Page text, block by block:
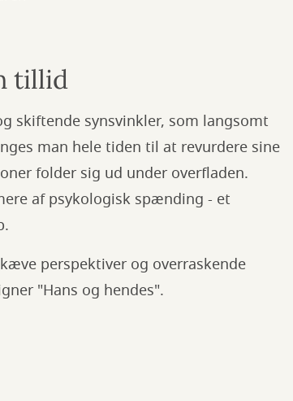
tillid
skiftende synsvinkler, som langsomt
man hele tiden til at revurdere sine
folder sig ud under overfladen.
af psykologisk spænding - et
perspektiver og overraskende
"Hans og hendes".